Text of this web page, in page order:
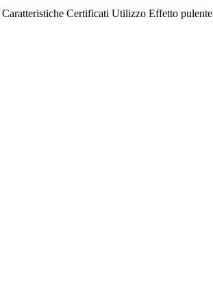
Caratteristiche Certificati Utilizzo Effetto pulente